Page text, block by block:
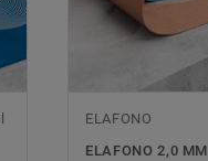
ELAFONO
ELAFONO 2,0 MM